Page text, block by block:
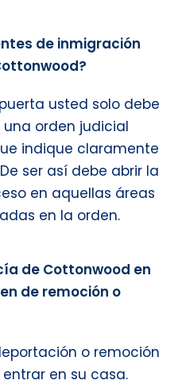
de inmigración
usted solo debe
orden judicial
indique claramente
ser así debe abrir la
en aquellas áreas
en la orden.
de Cottonwood en
de remoción o
o remoción
en su casa.